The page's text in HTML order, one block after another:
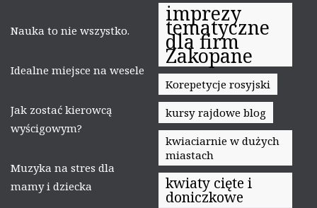
Nauka to nie wszystko.
Idealne miejsce na wesele
Jak zostać kierowcą
wyścigowym?
Muzyka na stres dla
mamy i dziecka
imprezy
tematyczne
dla firm
Zakopane
Korepetycje rosyjski
kursy rajdowe blog
kwiaciarnie w dużych
miastach
kwiaty cięte i
doniczkowe